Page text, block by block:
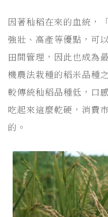
因著秈稻在來的血統，
強壯、高產等優點，可
田間管理，因此也成為
機農法栽種的稻米品種
較傳統秈稻品種低，口
吃起來這麼乾硬，消費
的。